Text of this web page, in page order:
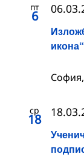
пт
6
икона“
ср
18